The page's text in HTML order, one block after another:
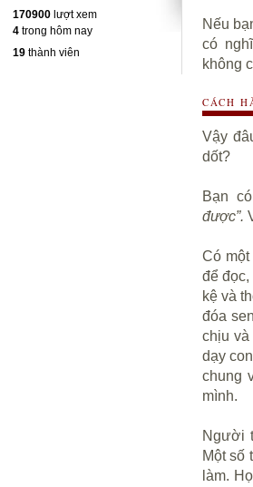
170900 lượt xem
4 trong hôm nay
19 thành viên
Nếu
có
không
CÁCH
Vậy
dốt?
Bạn
được”.
Có
để
kệ và
đóa
chịu
dạy
chung
mình.
Người
Một số
làm.